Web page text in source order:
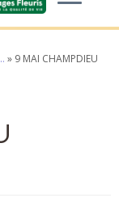
» 9 MAI CHAMPDIEU